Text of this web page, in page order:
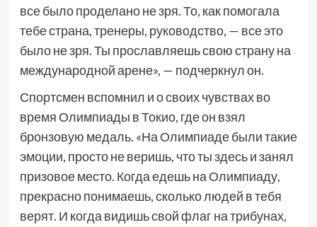
все было проделано не зря. То, как помогала
тебе страна, тренеры, руководство, — все это
было не зря. Ты прославляешь свою страну на
международной арене», — подчеркнул он.
Спортсмен вспомнил и о своих чувствах во
время Олимпиады в Токио, где он взял
бронзовую медаль. «На Олимпиаде были такие
эмоции, просто не веришь, что ты здесь и занял
призовое место. Когда едешь на Олимпиаду,
прекрасно понимаешь, сколько людей в тебя
верят. И когда видишь свой флаг на трибунах,